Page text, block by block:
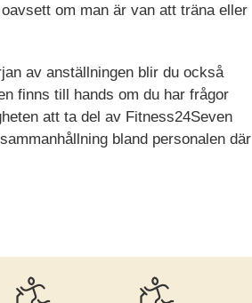
om man är van att träna eller
av anställningen blir du också
finns till hands om du har frågor
att ta del av Fitness24Seven
bland personalen där